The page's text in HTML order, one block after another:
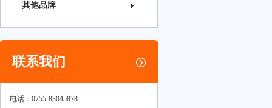
其他品牌
联系我们
电话：0755-83045878